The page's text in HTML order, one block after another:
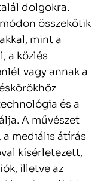
dolgokra.
összekötik
mint a
a közlés
vagy annak a
és a
A művészet
a mediális átírás
kísérletezett,
illetve az